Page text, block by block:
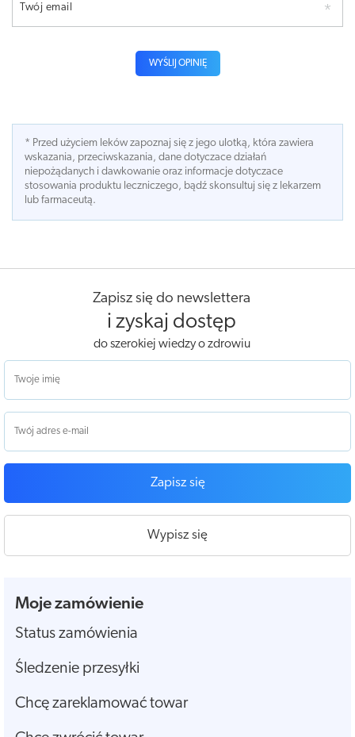
Twój email
WYŚLIJ OPINIĘ
* Przed użyciem leków zapoznaj się z jego ulotką, która zawiera
wskazania, przeciwskazania, dane dotyczace działań
niepożądanych i dawkowanie oraz informacje dotyczace
stosowania produktu leczniczego, bądź skonsultuj się z lekarzem
lub farmaceutą.
Zapisz się do newslettera
i zyskaj dostęp
do szerokiej wiedzy o zdrowiu
Zapisz się
Wypisz się
Moje zamówienie
Status zamówienia
Śledzenie przesyłki
Chcę zareklamować towar